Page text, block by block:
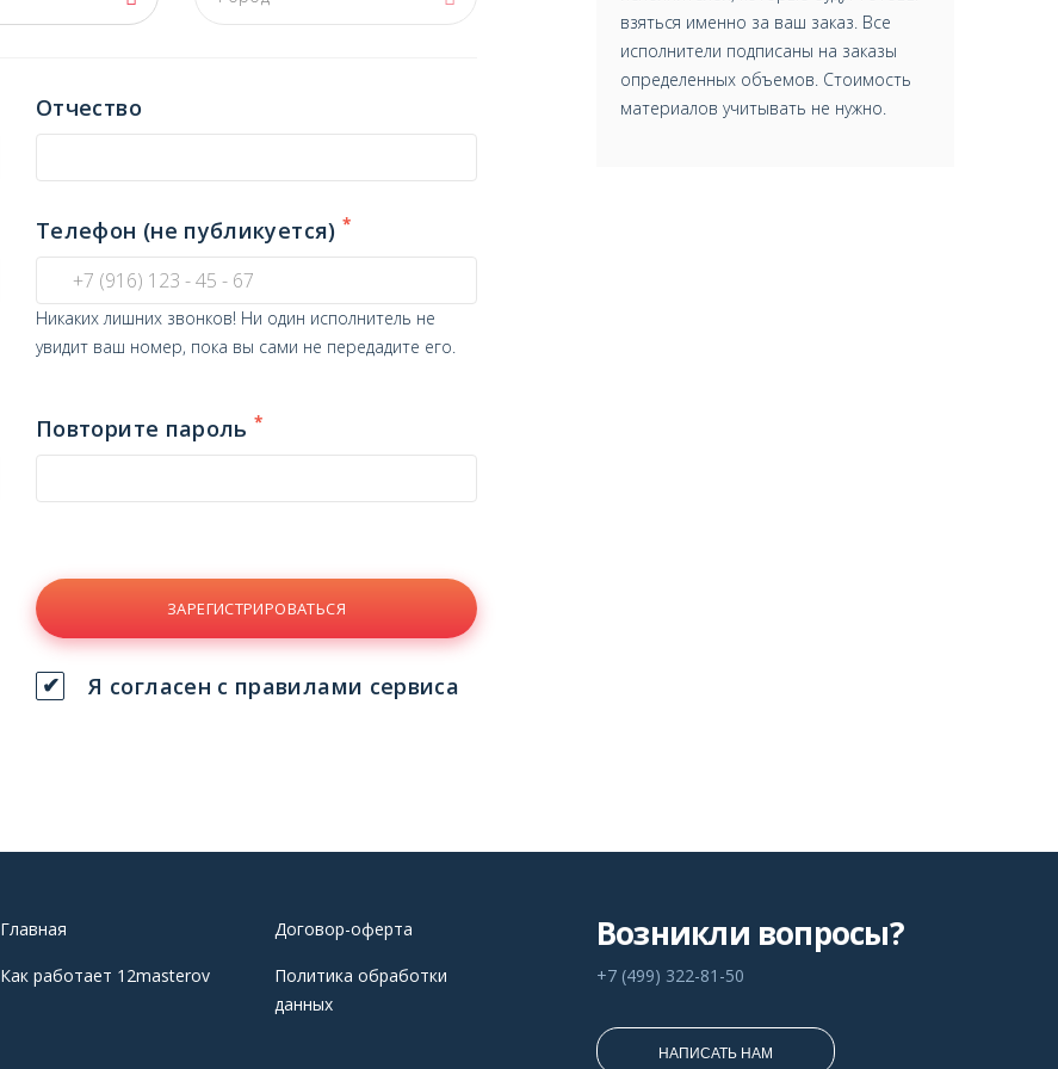
Отчество
Телефон (не публикуется) *
Никаких лишних звонков! Ни один исполнитель не
увидит ваш номер, пока вы сами не передадите его.
Повторите пароль*
ЗАРЕГИСТРИРОВАТЬСЯ
Я согласен с правилами сервиса
взяться именно за ваш заказ. Все
исполнители подписаны на заказы
определенных объемов. Стоимость
материалов учитывать не нужно.
Главная Договор-оферта
Как работает 12masterov
Политика обработки
данных
Возникли вопросы?
+7 (499) 322-81-50
НАПИСАТЬ НАМ